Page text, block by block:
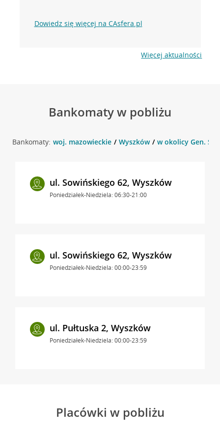
Dowiedz się więcej na CAsfera.pl
Więcej aktualności
Bankomaty w pobliżu
Bankomaty: woj. mazowieckie Wyszków w okolicy Gen.
ul. Sowińskiego 62, Wyszków
Poniedziałek-Niedziela: 06:30-21:00
ul. Sowińskiego 62, Wyszków
Poniedziałek-Niedziela: 00:00-23:59
ul. Pułtuska 2, Wyszków
Poniedziałek-Niedziela: 00:00-23:59
Placówki w pobliżu